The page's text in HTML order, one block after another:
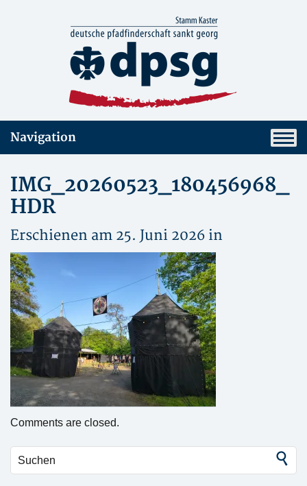
Navigation
IMG_20260523_180456968_
HDR
Erschienen am 25. Juni 2026 in
Comments are closed.